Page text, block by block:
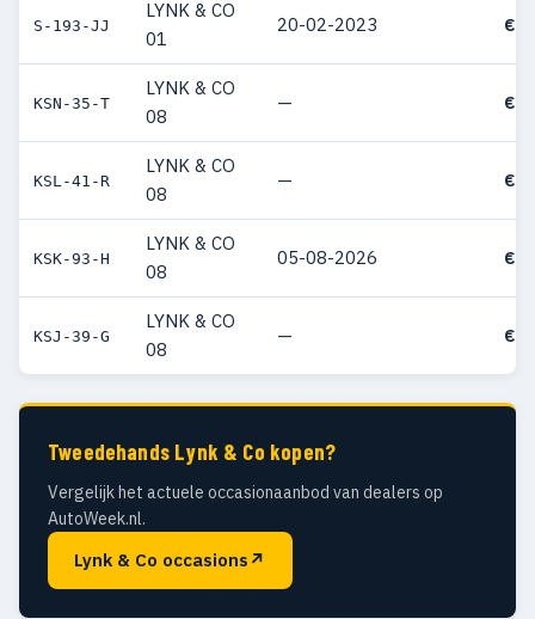
S-193-JJ
LYNK & CO
01
20-02-2023 €
KSN-35-T
LYNK & CO
08
— €
KSL-41-R
LYNK & CO
08
— €
KSK-93-H
LYNK & CO
08
05-08-2026 €
KSJ-39-G
LYNK & CO
08
— €
Tweedehands Lynk & Co kopen?
Vergelijk het actuele occasionaanbod van dealers op
AutoWeek.nl.
Lynk & Co occasions ↗